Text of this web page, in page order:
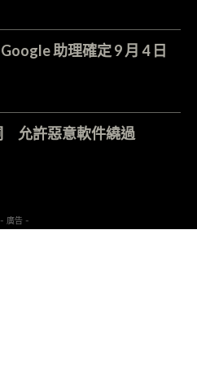
助理確定 9 月 4 日
允許惡意軟件繞過
- 廣告 -